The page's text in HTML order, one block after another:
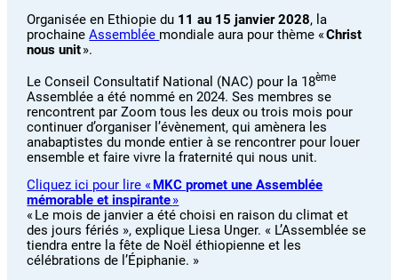
Organisée en Ethiopie du 11 au 15 janvier 2028, la
prochaineAssemblée mondiale aura pour thème «Christ
nous unit».
Le Conseil Consultatif National (NAC) pour la 18ème
Assemblée a été nommé en 2024. Ses membres se
rencontrent par Zoom tous les deux ou trois mois pour
continuer d’organiser l’évènement, qui amènera les
anabaptistes du monde entier à se rencontrer pour louer
ensemble et faire vivre la fraternité qui nous unit.
Cliquez ici pour lire « MKC promet une Assemblée
mémorable et inspirante»
« Le mois de janvier a été choisi en raison du climat et
des jours fériés », explique Liesa Unger. « L’Assemblée se
tiendra entre la fête de Noël éthiopienne et les
célébrations de l’Épiphanie. »